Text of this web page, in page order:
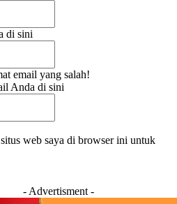
di sini
email yang salah!
Anda di sini
web saya di browser ini untuk
- Advertisment -